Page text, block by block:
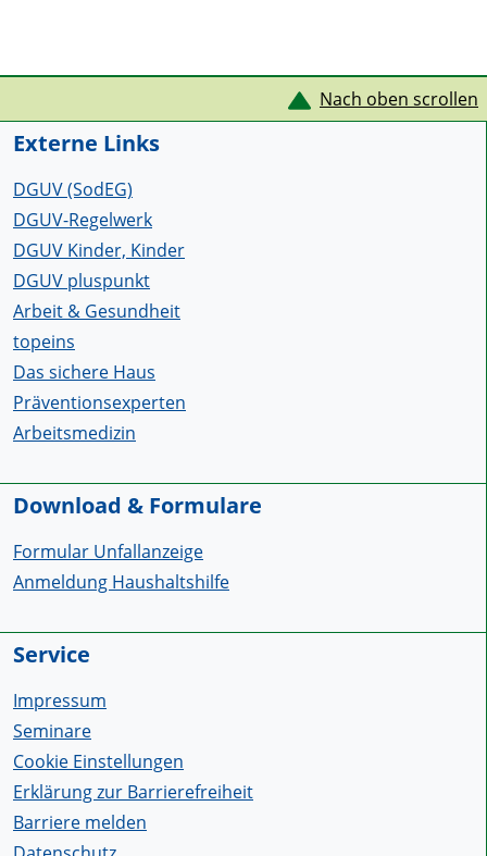
Service Informationen Nach oben scrollen
Externe Links
DGUV (SodEG)
DGUV-Regelwerk
DGUV Kinder, Kinder
DGUV pluspunkt
Arbeit & Gesundheit
topeins
Das sichere Haus
Präventionsexperten
Arbeitsmedizin
Download & Formulare
Formular Unfallanzeige
Anmeldung Haushaltshilfe
Service
Impressum
Seminare
Cookie Einstellungen
Erklärung zur Barrierefreiheit
Barriere melden